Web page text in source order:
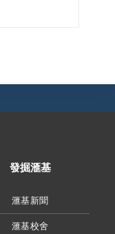
發掘滙基
滙基新聞
滙基校舍